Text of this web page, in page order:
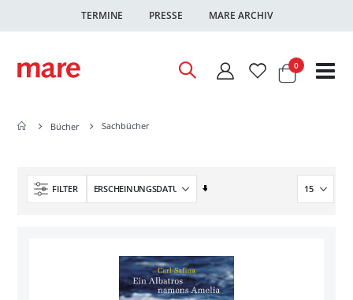
TERMINE PRESSE MARE ARCHIV
Warenkorb
0Artikel
Bücher Sachbücher
FILTER
In